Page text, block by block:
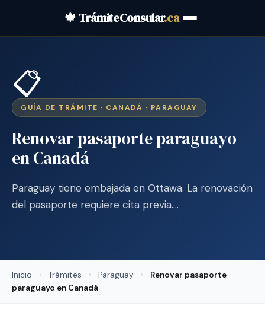
🍁 TrámiteConsular.ca
📋
GUÍA DE TRÁMITE · CANADÁ · PARAGUAY
Renovar pasaporte paraguayo
en Canadá
Paraguay tiene embajada en Ottawa. La renovación
del pasaporte requiere cita previa.…
Inicio › Trámites › Paraguay ›
Renovar pasaporte
paraguayo en Canadá